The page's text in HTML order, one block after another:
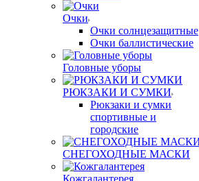
Очки
Очки солнцезащитные
Очки баллистические
Головные уборы
РЮКЗАКИ И СУМКИ
Рюкзаки и сумки
спортивные и
городские
СНЕГОХОДНЫЕ МАСКИ
Кожгалантерея